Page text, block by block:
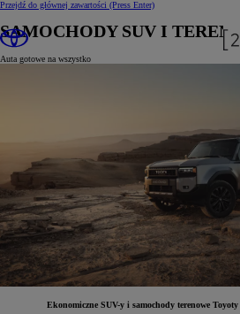
Przejdź do głównej zawartości (Press Enter)
SAMOCHODY SUV I
Auta gotowe na wszystko
Ekonomiczne SUV-y i samochody terenowe